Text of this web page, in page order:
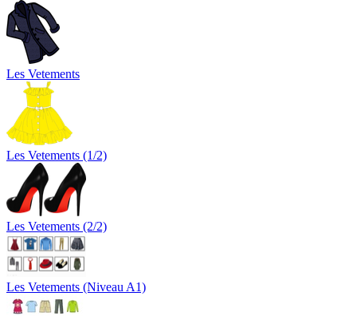
Les Vetements
Les Vetements (1/2)
Les Vetements (2/2)
Les Vetements (Niveau A1)